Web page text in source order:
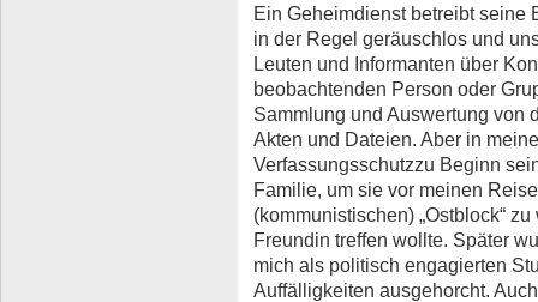
Ein Geheimdienst betreibt seine
in der Regel geräuschlos und
Leuten und Informanten über
beobachtenden Person oder
Sammlung und Auswertung von
Akten und Dateien. Aber in
Verfassungsschutzzu Beginn
Familie, um sie vor meinen
(kommunistischen) „Ostblock“
Freundin treffen wollte. Später
mich als politisch engagierten
Auffälligkeiten ausgehorcht.